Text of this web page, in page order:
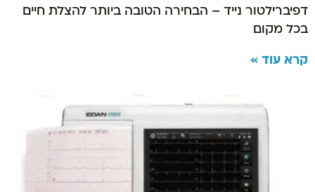
דפיברילטור נייד – הבחירה הטובה ביותר להצלת חיים
בכל מקום
קרא עוד »